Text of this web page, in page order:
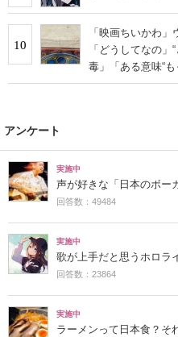
10
「映画ちいかわ
「どうしてなの
毒」「ある意味“も
アンケート
実施中
声が好きな「日本のボー
回答数：49484
実施中
歌が上手だと思うホロラ
回答数：23864
実施中
ラーメンって日本食？そ